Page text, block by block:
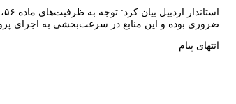
ضروری بوده و این منابع در سرعت‌بخشی به اجرای
انتهای پیام